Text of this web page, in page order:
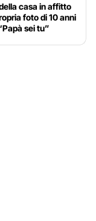
casa in affitto
foto di 10 anni
sei tu”